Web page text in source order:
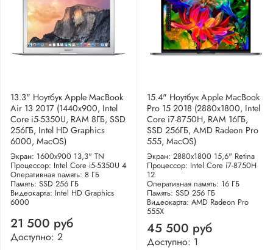
13.3" Ноутбук Apple MacBook
Air 13 2017 (1440x900, Intel
Core i5-5350U, RAM 8ГБ, SSD
256ГБ, Intel HD Graphics
6000, MacOS)
Экран: 1600x900 13,3" TN
Процессор: Intel Core i5-5350U 4
Оперативная память: 8 ГБ
Память: SSD 256 ГБ
Видеокарта: Intel HD Graphics
6000
21 500 руб
Доступно: 2
15.4" Ноутбук Apple MacBook
Pro 15 2018 (2880x1800, Intel
Core i7-8750H, RAM 16ГБ,
SSD 256ГБ, AMD Radeon Pro
555, MacOS)
Экран: 2880x1800 15,6" Retina
Процессор: Intel Core i7-8750H
12
Оперативная память: 16 ГБ
Память: SSD 256 ГБ
Видеокарта: AMD Radeon Pro
555X
45 500 руб
Доступно: 1